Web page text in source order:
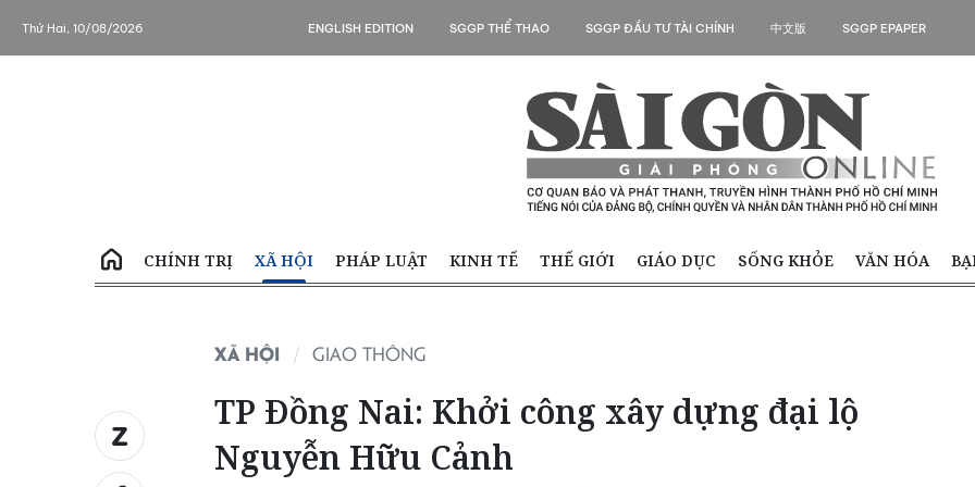
Thứ Hai, 10/08/2026 ENGLISH EDITION SGGP THỂ THAO SGGP ĐẦU TƯ TÀI CHÍNH 中文版 SGGP EPAPER
CHÍNH TRỊ XÃ HỘI PHÁP LUẬT KINH TẾ THẾ GIỚI GIÁO DỤC SỐNG KHỎE VĂN HÓA
XÃ HỘI GIAO THÔNG
TP Đồng Nai: Khởi công xây dựng đại lộ
Nguyễn Hữu Cảnh